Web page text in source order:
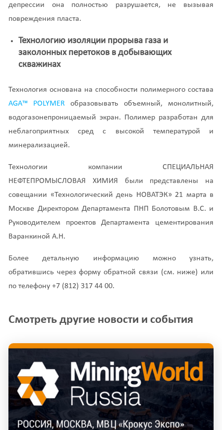
депрессии она полностью разрушается, не вызывая
повреждения пласта.
Технологию изоляции прорыва газа и
заколонных перетоков в добывающих
скважинах
Технология основана на способности полимерного состава
AGA™ POLYMER образовывать объемный, монолитный,
водогазонепроницаемый экран. Полимер разработан для
неблагоприятных сред с высокой температурой и
минерализацией.
Технологии компании СПЕЦИАЛЬНАЯ
НЕФТЕПРОМЫСЛОВАЯ ХИМИЯ были представлены на
совещании «Технологический день НОВАТЭК» 21 марта в
Москве Директором Департамента ПНП Болотовым В.С. и
Руководителем проектов Департамента цементирования
Варанкиной А.Н.
Более детальную информацию можно узнать,
обратившись через форму обратной связи (см. ниже) или
по телефону +7 (812) 317 44 00.
Смотреть другие новости и события